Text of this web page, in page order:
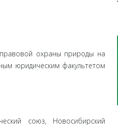
охраны природы на
юридическим факультетом
союз, Новосибирский